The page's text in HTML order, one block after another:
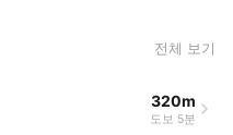
전체 보기
320m
도보 5분